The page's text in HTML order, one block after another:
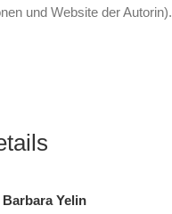
und Website der Autorin).
Barbara Yelin